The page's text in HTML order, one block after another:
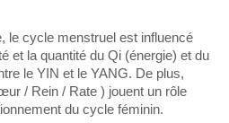
le cycle menstruel est influencé
et la quantité du Qi (énergie) et du
le YIN et le YANG. De plus,
/ Rein / Rate ) jouent un rôle
du cycle féminin.